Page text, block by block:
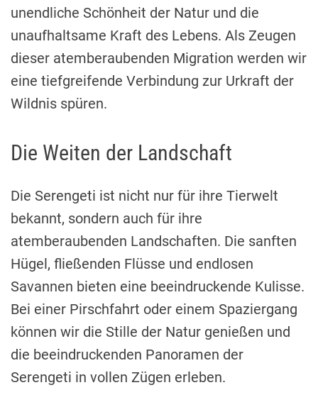
unendliche Schönheit der Natur und die
unaufhaltsame Kraft des Lebens. Als Zeugen
dieser atemberaubenden Migration werden wir
eine tiefgreifende Verbindung zur Urkraft der
Wildnis spüren.
Die Weiten der Landschaft
Die Serengeti ist nicht nur für ihre Tierwelt
bekannt, sondern auch für ihre
atemberaubenden Landschaften. Die sanften
Hügel, fließenden Flüsse und endlosen
Savannen bieten eine beeindruckende Kulisse.
Bei einer Pirschfahrt oder einem Spaziergang
können wir die Stille der Natur genießen und
die beeindruckenden Panoramen der
Serengeti in vollen Zügen erleben.